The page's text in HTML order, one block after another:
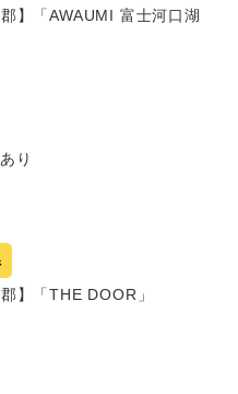
郡】「AWAUMI 富士河口湖
り
】「THE DOOR」